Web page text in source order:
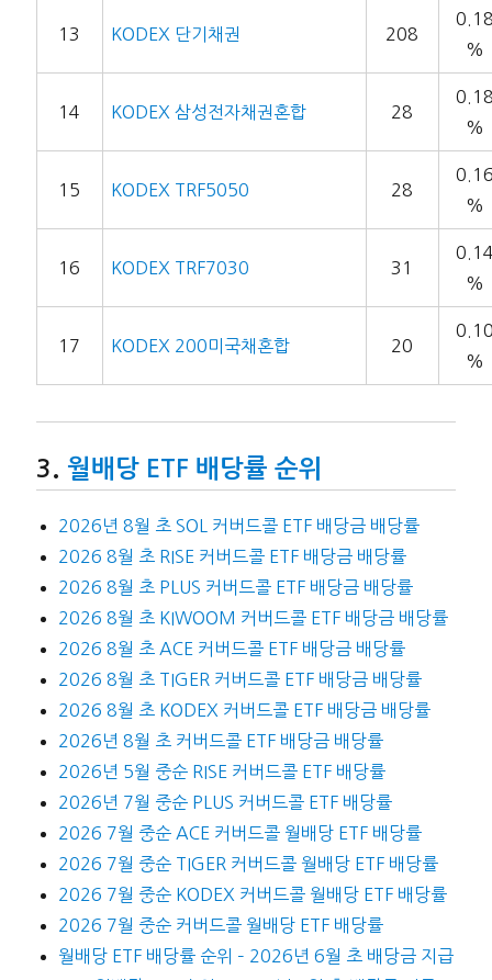
13 KODEX 단기채권 208
%
14 KODEX 삼성전자채권혼합 28
%
15 KODEX TRF5050 28
%
16 KODEX TRF7030 31
%
17 KODEX 200미국채혼합 20
%
월배당 ETF 배당률 순위
2026년 8월 초 SOL 커버드콜 ETF 배당금 배당률
2026 8월 초 RISE 커버드콜 ETF 배당금 배당률
2026 8월 초 PLUS 커버드콜 ETF 배당금 배당률
2026 8월 초 KIWOOM 커버드콜 ETF 배당금 배당률
2026 8월 초 ACE 커버드콜 ETF 배당금 배당률
2026 8월 초 TIGER 커버드콜 ETF 배당금 배당률
2026 8월 초 KODEX 커버드콜 ETF 배당금 배당률
2026년 8월 초 커버드콜 ETF 배당금 배당률
2026년 5월 중순 RISE 커버드콜 ETF 배당률
2026년 7월 중순 PLUS 커버드콜 ETF 배당률
2026 7월 중순 ACE 커버드콜 월배당 ETF 배당률
2026 7월 중순 TIGER 커버드콜 월배당 ETF 배당률
2026 7월 중순 KODEX 커버드콜 월배당 ETF 배당률
2026 7월 중순 커버드콜 월배당 ETF 배당률
월배당 ETF 배당률 순위 – 2026년 6월 초 배당금 지급